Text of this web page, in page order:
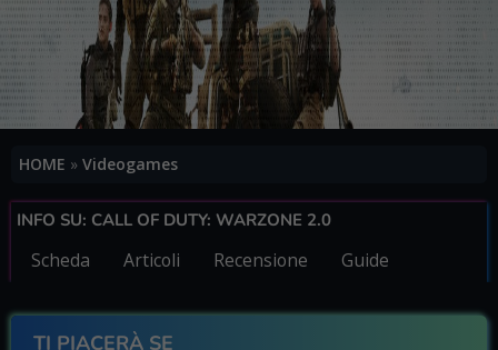
HOME » Videogames
INFO SU: CALL OF DUTY: WARZONE 2.0
Scheda Articoli Recensione Guide
TI PIACERÀ SE